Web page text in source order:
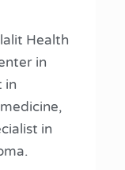
Health
in
in
in